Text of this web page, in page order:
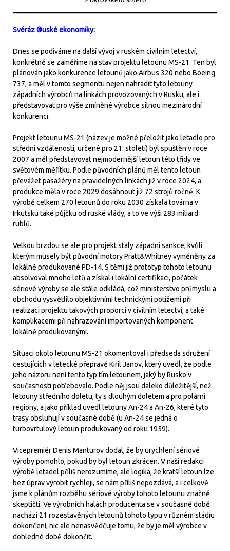
Svéráz ®uské ekonomiky:
Dnes se podíváme na další vývoj v ruském civilním letectví,
konkrétně se zaměříme na stav projektu letounu MS-21. Ten byl
plánován jako konkurence letounů jako Airbus 320 nebo Boeing
737, a měl v tomto segmentu nejen nahradit tyto letouny
západních výrobců na linkách provozovaných v Rusku, ale i
představovat pro výše zmíněné výrobce silnou mezinárodní
konkurenci.
Projekt letounu MS-21 (název je možné přeložit jako letadlo pro
střední vzdálenosti, určené pro 21. století) byl spuštěn v roce
2007 a měl představovat nejmodernější letoun této třídy ve
světovém měřítku. Podle původních plánů měl tento letoun
převážet pasažéry na pravidelných linkách již v roce 2024, a
produkce měla v roce 2029 dosáhnout již 72 strojů ročně. K
výrobě celkem 270 letounů do roku 2030 získala továrna v
Irkutsku také půjčku od ruské vlády, a to ve výši 283 miliard
rublů.
Velkou brzdou se ale pro projekt staly západní sankce, kvůli
kterým musely být původní motory Pratt&Whitney vyměněny za
lokálně produkované PD-14. S těmi již prototyp tohoto letounu
absolvoval mnoho letů a získal i lokální certifikaci, počátek
sériové výroby se ale stále odkládá, což ministerstvo průmyslu a
obchodu vysvětlilo objektivními technickými potížemi při
realizaci projektu takových proporcí v civilním letectví, a také
komplikacemi při nahrazování importovaných komponent
lokálně produkovanými.
Situaci okolo letounu MS-21 okomentoval i předseda sdružení
cestujících v letecké přepravě Kiril Janov, který uvedl, že podle
jeho názoru není tento typ tím letounem, jaký by Rusko v
současnosti potřebovalo. Podle něj jsou daleko důležitější, než
letouny středního doletu, ty s dlouhým doletem a pro polární
regiony, a jako příklad uvedl letouny An-24 a An-26, které tyto
trasy obsluhují v současné době (u An-24 se jedná o
turbovrtulový letoun produkovaný od roku 1959).
Vicepremiér Denis Manturov dodal, že by urychlení sériové
výroby pomohlo, pokud by byl letoun zkrácen. V naší redakci
výrobě letadel příliš nerozumíme, ale logika, že kratší letoun lze
bez úprav vyrobit rychleji, se nám příliš nepozdává, a i celkově
jsme k plánům rozběhu sériové výroby tohoto letounu značně
skeptičtí. Ve výrobních halách producenta se v současné době
nachází 21 rozestavěných letounů tohoto typu v různém stádiu
dokončení, nic ale nenasvědčuje tomu, že by je měl výrobce v
dohledné době dokončit.